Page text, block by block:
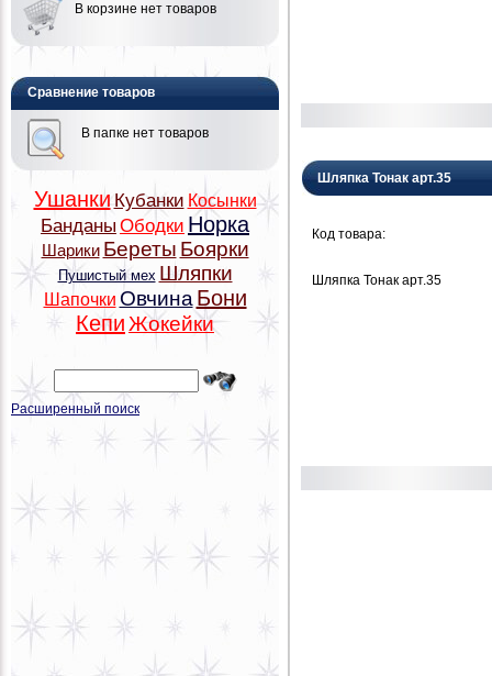
В корзине нет товаров
Сравнение товаров
В папке нет товаров
Ушанки Кубанки Косынки
Банданы Ободки Норка
Шарики Береты Боярки
Пушистый мех Шляпки
Шапочки Овчина Бони
Кепи Жокейки
Расширенный поиск
Шляпка Тонак арт.35
Код товара:
Шляпка Тонак арт.35